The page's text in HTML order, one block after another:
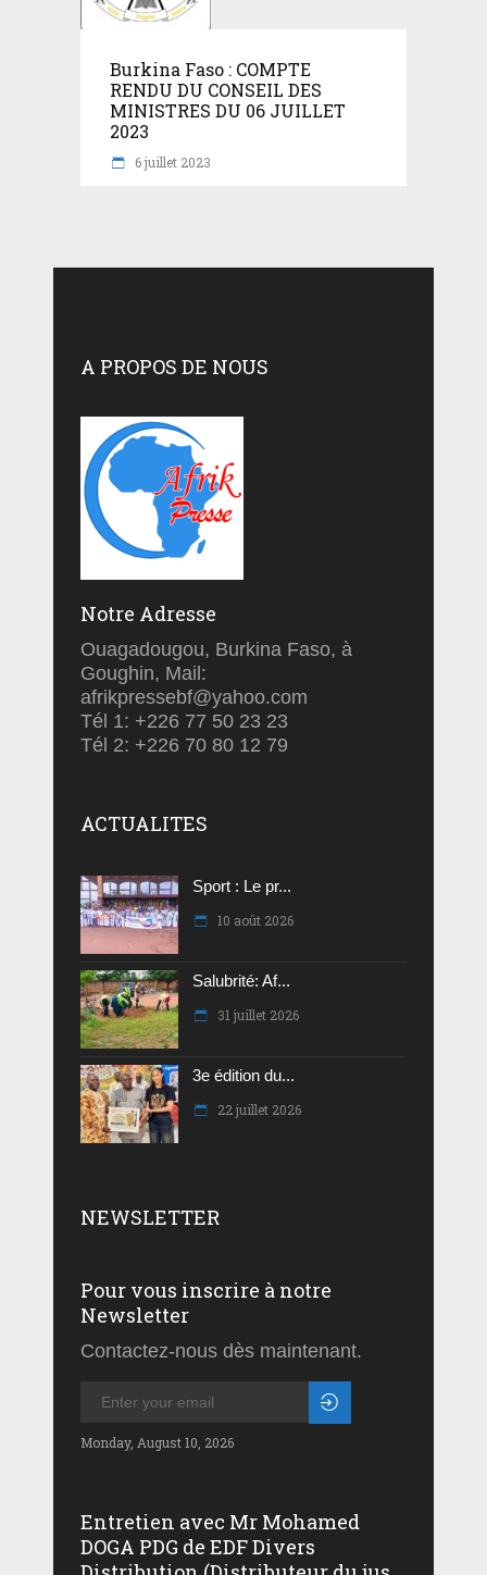
Burkina Faso : COMPTE
RENDU DU CONSEIL DES
MINISTRES DU 06 JUILLET
2023
6 juillet 2023
A PROPOS DE NOUS
Notre Adresse
Ouagadougou, Burkina Faso, à
Goughin, Mail:
afrikpressebf@yahoo.com
Tél 1: +226 77 50 23 23
Tél 2: +226 70 80 12 79
ACTUALITES
Sport : Le pr...
10 août 2026
Salubrité: Af...
31 juillet 2026
3e édition du...
22 juillet 2026
NEWSLETTER
Pour vous inscrire à notre
Newsletter
Contactez-nous dès maintenant.
Monday, August 10, 2026
Entretien avec Mr Mohamed
DOGA PDG de EDF Divers